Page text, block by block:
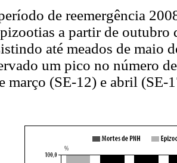
de reemergência
a partir de outubro
até meados de maio
um pico no número
março (SE-12) e abril (SE-